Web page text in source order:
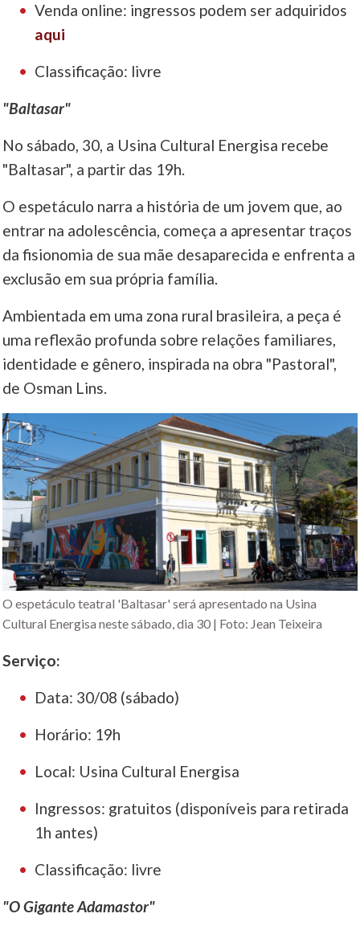
Venda online: ingressos podem ser adquiridos
aqui
Classificação: livre
"Baltasar"
No sábado, 30, a Usina Cultural Energisa recebe
"Baltasar", a partir das 19h.
O espetáculo narra a história de um jovem que, ao
entrar na adolescência, começa a apresentar traços
da fisionomia de sua mãe desaparecida e enfrenta a
exclusão em sua própria família.
Ambientada em uma zona rural brasileira, a peça é
uma reflexão profunda sobre relações familiares,
identidade e gênero, inspirada na obra "Pastoral",
de Osman Lins.
O espetáculo teatral 'Baltasar' será apresentado na Usina
Cultural Energisa neste sábado, dia 30 | Foto: Jean Teixeira
Serviço:
Data: 30/08 (sábado)
Horário: 19h
Local: Usina Cultural Energisa
Ingressos: gratuitos (disponíveis para retirada
1h antes)
Classificação: livre
"O Gigante Adamastor"